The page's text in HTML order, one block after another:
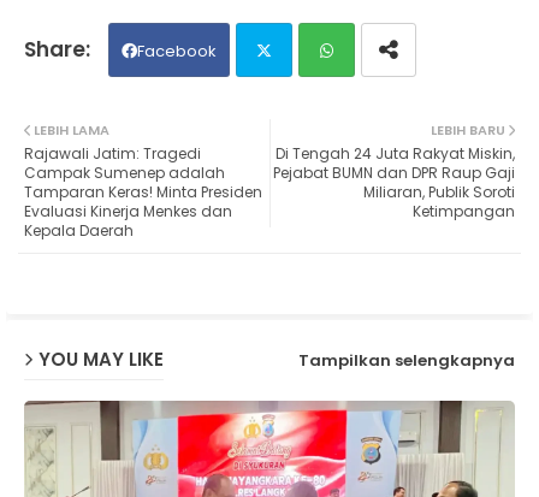
Facebook
ats
LEBIH BARU
Di Tengah 24 Juta Rakyat Miskin,
Pejabat BUMN dan DPR Raup Gaji
Miliaran, Publik Soroti
Ketimpangan
LEBIH LAMA
Rajawali Jatim: Tragedi
Campak Sumenep adalah
Tamparan Keras! Minta Presiden
Evaluasi Kinerja Menkes dan
Kepala Daerah
YOU MAY LIKE Tampilkan selengkapnya